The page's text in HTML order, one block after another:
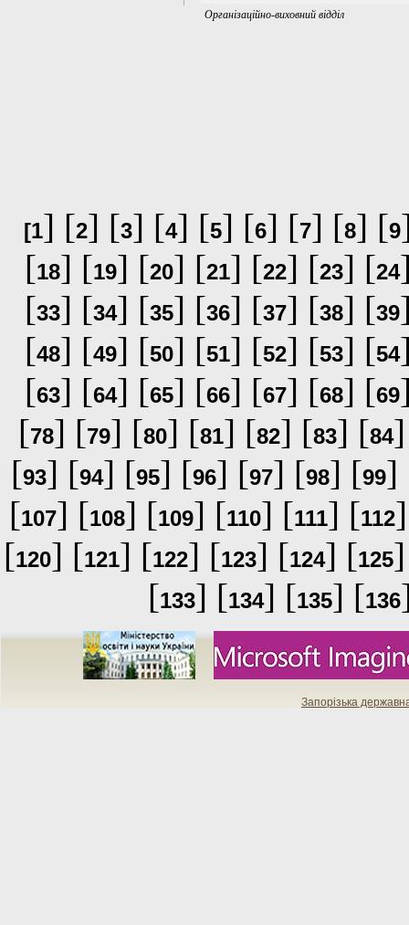
Організаційно-виховний відділ
[1] [2] [3] [4] [5] [6] [7] [8] [9
[18] [19] [20] [21] [22] [23] [24
[33] [34] [35] [36] [37] [38] [39
[48] [49] [50] [51] [52] [53] [54
[63] [64] [65] [66] [67] [68] [69
[78] [79] [80] [81] [82] [83] [84
[93] [94] [95] [96] [97] [98] [99]
[107] [108] [109] [110] [111] [112
[120] [121] [122] [123] [124] [125
[133] [134] [135] [136
Запорізька